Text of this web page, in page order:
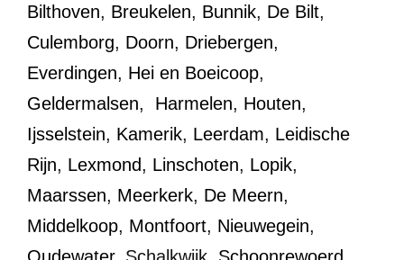
Bilthoven, Breukelen, Bunnik, De Bilt,
Culemborg, Doorn, Driebergen,
Everdingen, Hei en Boeicoop,
Geldermalsen, Harmelen, Houten,
Ijsselstein, Kamerik, Leerdam, Leidische
Rijn, Lexmond, Linschoten, Lopik,
Maarssen, Meerkerk, De Meern,
Middelkoop, Montfoort, Nieuwegein,